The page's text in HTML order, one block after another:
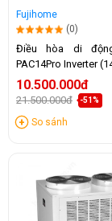
Fujihome
(0)
Điều hòa di
PAC14Pro Inverter
10.500.000đ
21.500.000đ -51%
So sánh